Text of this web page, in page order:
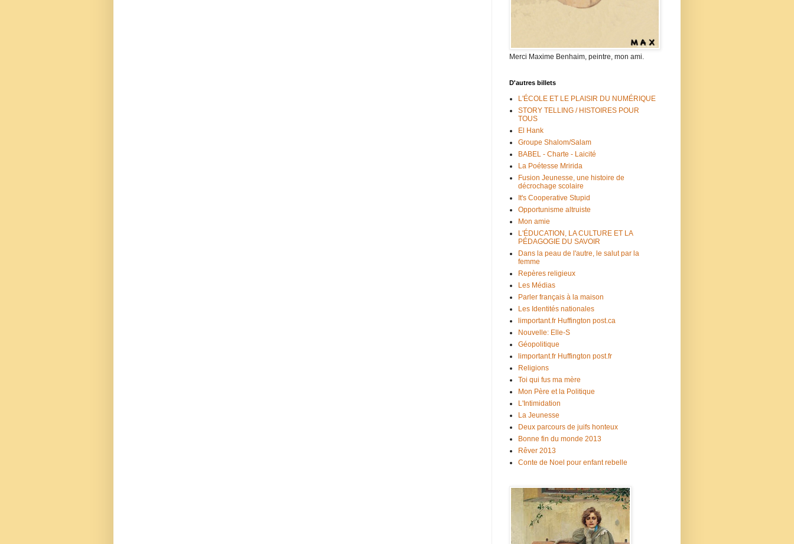
Merci Maxime Benhaim, peintre, mon ami.
D'autres billets
L'ÉCOLE ET LE PLAISIR DU NUMÉRIQUE
STORY TELLING / HISTOIRES POUR
TOUS
El Hank
Groupe Shalom/Salam
BABEL - Charte - Laicité
La Poétesse Mririda
Fusion Jeunesse, une histoire de
décrochage scolaire
It's Cooperative Stupid
Opportunisme altruiste
Mon amie
L'ÉDUCATION, LA CULTURE ET LA
PÉDAGOGIE DU SAVOIR
Dans la peau de l'autre, le salut par la
femme
Repères religieux
Les Médias
Parler français à la maison
Les Identités nationales
limportant.fr Huffington post.ca
Nouvelle: Elle-S
Géopolitique
limportant.fr Huffington post.fr
Religions
Toi qui fus ma mère
Mon Père et la Politique
L'Intimidation
La Jeunesse
Deux parcours de juifs honteux
Bonne fin du monde 2013
Rêver 2013
Conte de Noel pour enfant rebelle